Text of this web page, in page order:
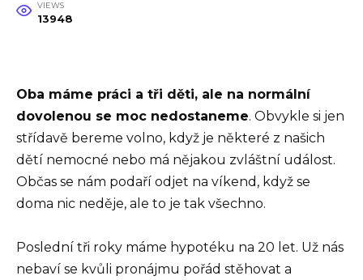
VIEWS
13948
Oba máme práci a tři děti, ale na normální
dovolenou se moc nedostaneme. Obvykle si jen
střídavě bereme volno, když je některé z našich
dětí nemocné nebo má nějakou zvláštní událost.
Občas se nám podaří odjet na víkend, když se
doma nic neděje, ale to je tak všechno.
Poslední tři roky máme hypotéku na 20 let. Už nás
nebaví se kvůli pronájmu pořád stěhovat a